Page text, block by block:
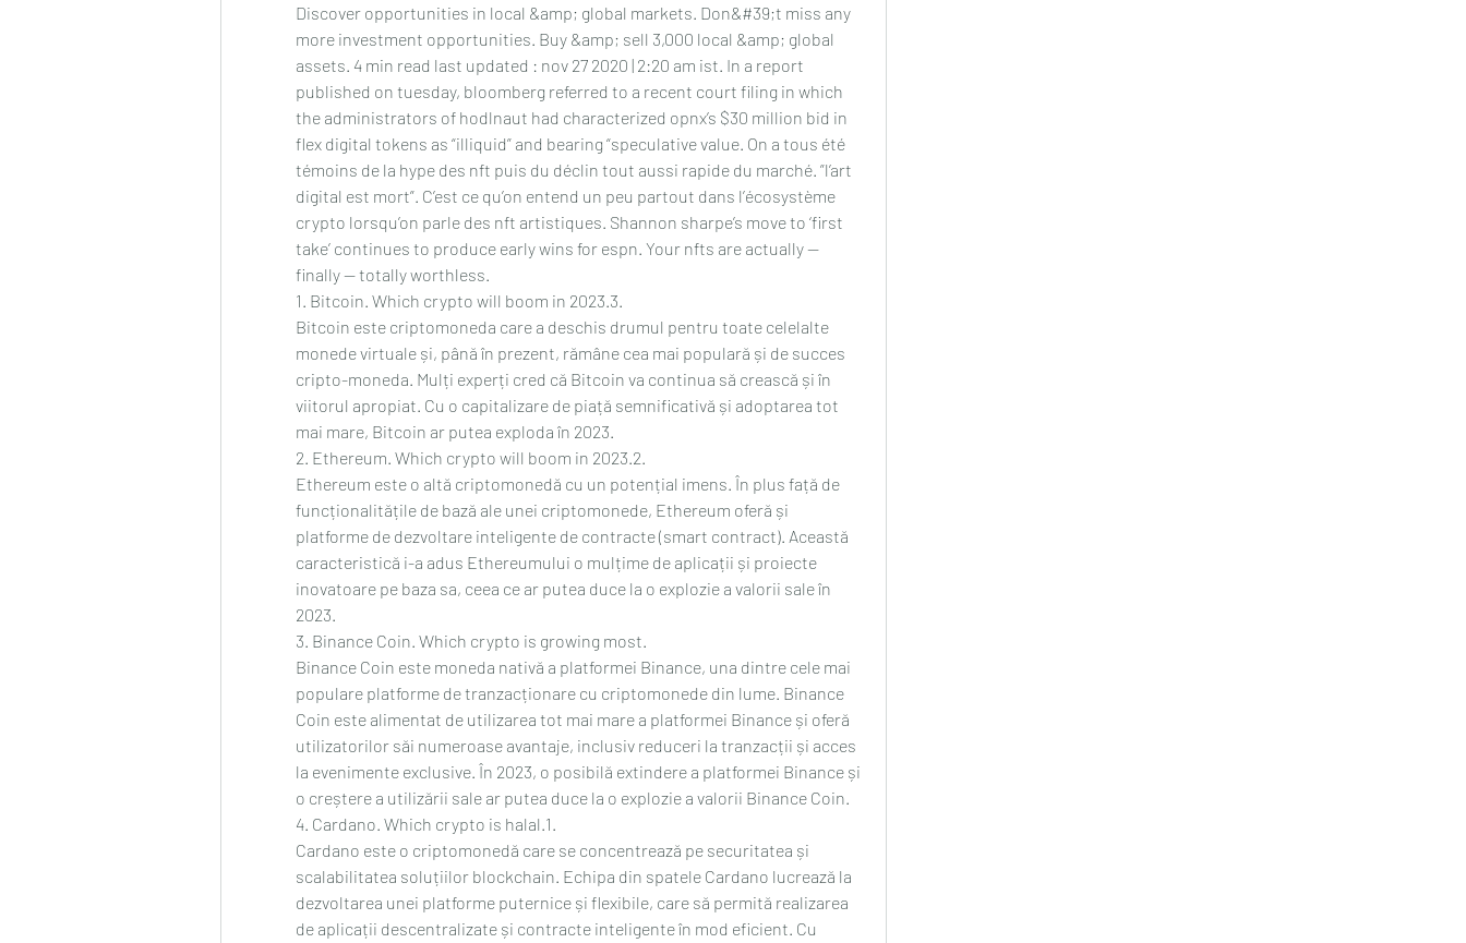
Discover opportunities in local &amp; global markets. Don&#39;t miss any
more investment opportunities. Buy &amp; sell 3,000 local &amp; global
assets. 4 min read last updated : nov 27 2020 | 2:20 am ist. In a report
published on tuesday, bloomberg referred to a recent court filing in which
the administrators of hodlnaut had characterized opnx’s $30 million bid in
flex digital tokens as “illiquid” and bearing “speculative value. On a tous été
témoins de la hype des nft puis du déclin tout aussi rapide du marché. ”l’art
digital est mort”. C’est ce qu’on entend un peu partout dans l’écosystème
crypto lorsqu’on parle des nft artistiques. Shannon sharpe’s move to ‘first
take’ continues to produce early wins for espn. Your nfts are actually —
finally — totally worthless.
1. Bitcoin. Which crypto will boom in 2023.3.
Bitcoin este criptomoneda care a deschis drumul pentru toate celelalte
monede virtuale și, până în prezent, rămâne cea mai populară și de succes
cripto-moneda. Mulți experți cred că Bitcoin va continua să crească și în
viitorul apropiat. Cu o capitalizare de piață semnificativă și adoptarea tot
mai mare, Bitcoin ar putea exploda în 2023.
2. Ethereum. Which crypto will boom in 2023.2.
Ethereum este o altă criptomonedă cu un potențial imens. În plus față de
funcționalitățile de bază ale unei criptomonede, Ethereum oferă și
platforme de dezvoltare inteligente de contracte (smart contract). Această
caracteristică i-a adus Ethereumului o mulțime de aplicații și proiecte
inovatoare pe baza sa, ceea ce ar putea duce la o explozie a valorii sale în
2023.
3. Binance Coin. Which crypto is growing most.
Binance Coin este moneda nativă a platformei Binance, una dintre cele mai
populare platforme de tranzacționare cu criptomonede din lume. Binance
Coin este alimentat de utilizarea tot mai mare a platformei Binance și oferă
utilizatorilor săi numeroase avantaje, inclusiv reduceri la tranzacții și acces
la evenimente exclusive. În 2023, o posibilă extindere a platformei Binance și
o creștere a utilizării sale ar putea duce la o explozie a valorii Binance Coin.
4. Cardano. Which crypto is halal.1.
Cardano este o criptomonedă care se concentrează pe securitatea și
scalabilitatea soluțiilor blockchain. Echipa din spatele Cardano lucrează la
dezvoltarea unei platforme puternice și flexibile, care să permită realizarea
de aplicații descentralizate și contracte inteligente în mod eficient. Cu